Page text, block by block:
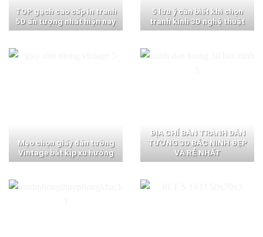
TOP gạch cao cấp in tranh
5D ấn tượng nhất hiện nay
5 lưu ý cần biết khi chọn
tranh kính 3D nghệ thuật
Mẹo chọn giấy dán tường
Vintage bắt kịp xu hướng
ĐỊA CHỈ BÁN TRANH DÁN
TƯỜNG 3D BẮC NINH ĐẸP
VÀ RẺ NHẤT